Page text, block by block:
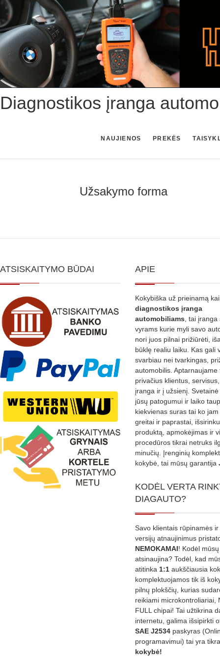
Skip
to
content
Diagnostikos įranga
NAUJIENOS PREKĖS
Užsakymo forma
ATSISKAITYMO BŪDAI APIE
Kokybiška už prieinamą
diagnostikos įranga
automobiliams, tai įranga
vyrams kurie myli savo
nori juos pilnai prižiūrėti,
būklę realiu laiku. Kas gali
svarbiau nei tvarkingas,
automobilis. Aptarnaujame
privačius klientus,
įranga ir į užsienį.
jūsų patogumui ir laiko
kiekvienas suras tai ko
greitai ir paprastai,
produktą, apmokėjimas ir
procedūros tikrai netruks
minučių. Įrenginių
kokybė, tai mūsų garantija
KODĖL VERTA
DIAGAUTO?
Savo klientais rūpinamės
versijų atnaujinimus
NEMOKAMAI! Kodėl
atsinaujina? Todėl, kad
atitinka 1:1 aukščiausia
komplektuojamos tik iš
pilnų plokščių, kurias
reikiami microkontroliariai,
FULL chipai! Tai užtikrina
internetu, galima išsipirkti
SAE J2534 paskyras
programavimui) tai yra
kokybė!